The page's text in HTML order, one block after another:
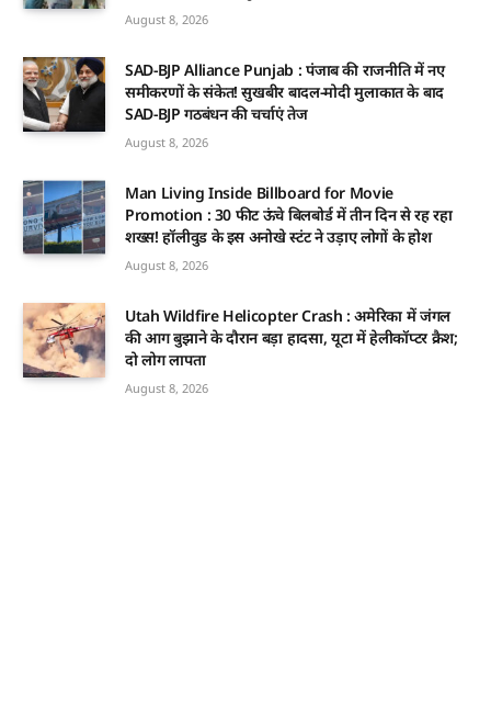
August 8, 2026
SAD-BJP Alliance Punjab : पंजाब की राजनीति में नए
समीकरणों के संकेत! सुखबीर बादल-मोदी मुलाकात के बाद
SAD-BJP गठबंधन की चर्चाएं तेज
August 8, 2026
Man Living Inside Billboard for Movie
Promotion : 30 फीट ऊंचे बिलबोर्ड में तीन दिन से रह रहा
शख्स! हॉलीवुड के इस अनोखे स्टंट ने उड़ाए लोगों के होश
August 8, 2026
Utah Wildfire Helicopter Crash : अमेरिका में जंगल
की आग बुझाने के दौरान बड़ा हादसा, यूटा में हेलीकॉप्टर क्रैश;
दो लोग लापता
August 8, 2026